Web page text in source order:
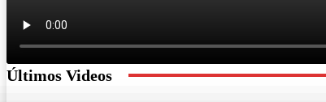
Últimos Videos